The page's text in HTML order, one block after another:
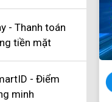
- Thanh toán
tiền mặt
- Điểm
minh